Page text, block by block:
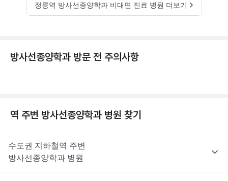
정릉역 방사선종양학과 비대면 진료 병원 더보기
방사선종양학과 방문 전 주의사항
역 주변 방사선종양학과 병원 찾기
수도권 지하철역 주변
방사선종양학과 병원